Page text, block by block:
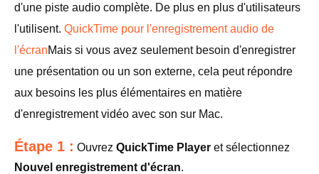
d'une piste audio complète. De plus en plus d'utilisateurs
l'utilisent. QuickTime pour l'enregistrement audio de
l'écranMais si vous avez seulement besoin d'enregistrer
une présentation ou un son externe, cela peut répondre
aux besoins les plus élémentaires en matière
d'enregistrement vidéo avec son sur Mac.
Étape 1 : Ouvrez QuickTime Player et sélectionnez
Nouvel enregistrement d'écran.